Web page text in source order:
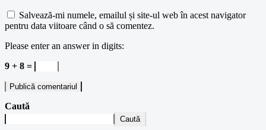
Salvează-mi numele, emailul și site-ul web în acest navigator
pentru data viitoare când o să comentez.
Please enter an answer in digits:
9 + 8 =
Caută
Caută